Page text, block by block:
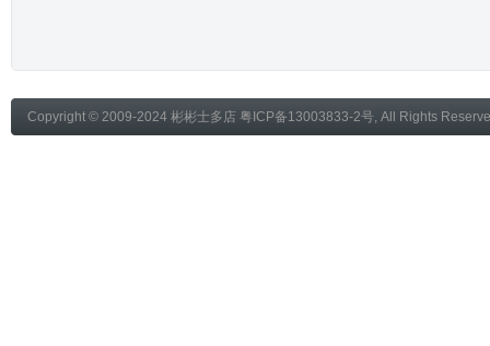
Copyright © 2009-2024 彬彬士多店 粤ICP备13003833-2号, All Rights